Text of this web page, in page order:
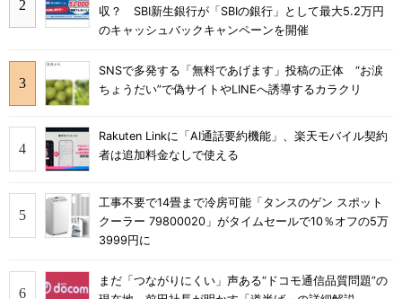
収？ SBI新生銀行が「SBIの銀行」として最大5.2万円
のキャッシュバックキャンペーンを開催
SNSで多発する「無料であげます」投稿の正体 “お涙
ちょうだい”で偽サイトやLINEへ誘導するカラクリ
Rakuten Linkに「AI通話要約機能」、楽天モバイル契約
者は追加料金なしで使える
工事不要で14畳まで冷房可能「タンスのゲン スポット
クーラー 79800020」がタイムセールで10％オフの5万
3999円に
まだ「つながりにくい」声ある“ドコモ通信品質問題”の